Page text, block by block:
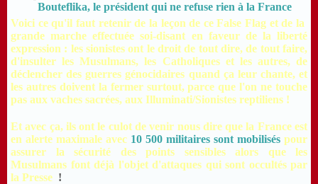
Bouteflika, le président qui ne refuse rien à la France
Voici ce qu'il faut retenir de la leçon de ce False Flag et de la
grande marche effectuée soi-disant en faveur de la liberté
expression : les sionistes ont le droit de tout dire, de tout faire,
d'insulter les Musulmans, les Catholiques et les autres, de
déclencher des guerres génocidaires quand ça leur chante, et
les autres doivent la fermer surtout, parce que l'on ne touche
pas aux vaches sacrées, aux Illuminati/Sionistes reptiliens !
Et avec ça, ils ont le culot de venir nous dire que la France est
en alerte maximale avec 10 500 militaires sont mobilisés pour
assurer la sécurité des points sensibles alors que les
Musulmans font déjà l'objet d'attaques qui sont occultés par
la Presse !